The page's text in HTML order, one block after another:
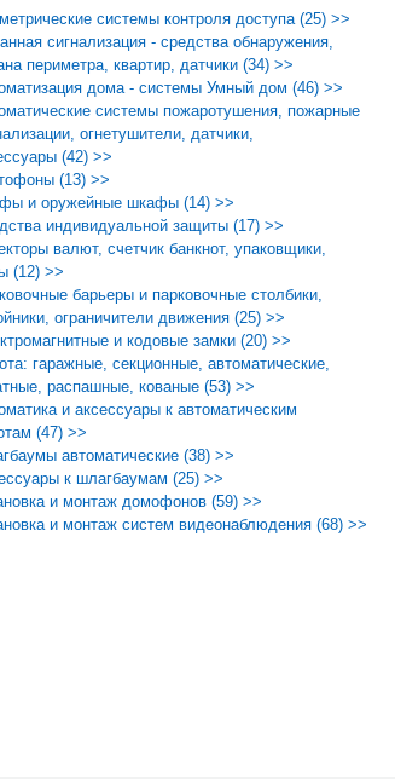
системы контроля доступа (25) >>
сигнализация - средства обнаружения,
периметра, квартир, датчики (34) >>
дома - системы Умный дом (46) >>
системы пожаротушения, пожарные
огнетушители, датчики,
(42) >>
(13) >>
и оружейные шкафы (14) >>
индивидуальной защиты (17) >>
валют, счетчик банкнот, упаковщики,
(12) >>
барьеры и парковочные столбики,
ограничители движения (25) >>
и кодовые замки (20) >>
гаражные, секционные, автоматические,
распашные, кованые (53) >>
и аксессуары к автоматическим
(47) >>
автоматические (38) >>
к шлагбаумам (25) >>
и монтаж домофонов (59) >>
и монтаж систем видеонаблюдения (68) >>